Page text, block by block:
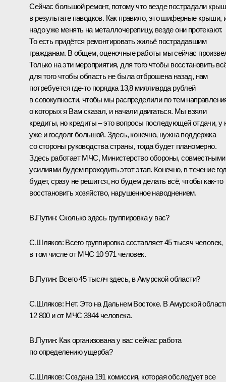
Сейчас большой ремонт, потому что везде пострадали
в результате паводков. Как правило, это шиферные крыши,
надо уже менять на металлочерепицу, везде они протекают.
То есть придётся ремонтировать жильё пострадавшим
гражданам. В общем, оценочные работы мы сейчас
Только на эти мероприятия, для того чтобы восстановить
для того чтобы область не была отброшена назад, нам
потребуется где‑то порядка 13,8 миллиарда рублей
в совокупности, чтобы мы распределили по тем
о которых я Вам сказал, и начали двигаться. Мы взяли
кредиты, но кредиты – это вопросы последующей отдачи, у
уже и госдолг большой. Здесь, конечно, нужна поддержка
со стороны руководства страны, тогда будет планомерно.
Здесь работает МЧС, Министерство обороны, совместными
усилиями будем проходить этот этап. Конечно, в течение
будет, сразу не решится, но будем делать всё, чтобы как‑то
восстановить хозяйство, нарушенное наводнением.
В.Путин: Сколько здесь группировка у вас?
С.Шляков: Всего группировка составляет 45 тысяч человек,
в том числе от МЧС 10 971 человек.
В.Путин: Всего 45 тысяч здесь, в Амурской области?
С.Шляков: Нет. Это на Дальнем Востоке. В Амурской
12 800 и от МЧС 3944 человека.
В.Путин: Как организована у вас сейчас работа
по определению ущерба?
С.Шляков: Создана 191 комиссия, которая обследует все